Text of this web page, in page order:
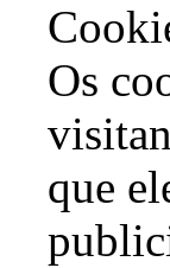
Os
que